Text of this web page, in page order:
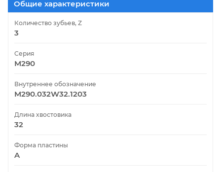
Общие характеристики
Количество зубьев, Z
3
Серия
M290
Внутреннее обозначение
M290.032W32.1203
Длина хвостовика
32
Форма пластины
A